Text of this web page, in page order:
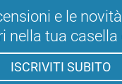
e le
nella tua casella
ISCRIVITI SUBITO